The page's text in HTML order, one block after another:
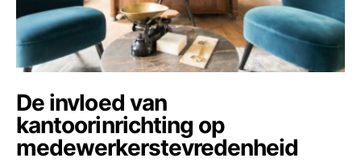
De invloed van
kantoorinrichting op
medewerkerstevredenheid